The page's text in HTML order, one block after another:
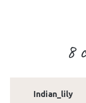
8
Indian_lily